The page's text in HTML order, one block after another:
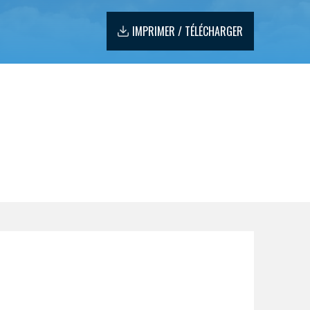
IMPRIMER / TÉLÉCHARGER